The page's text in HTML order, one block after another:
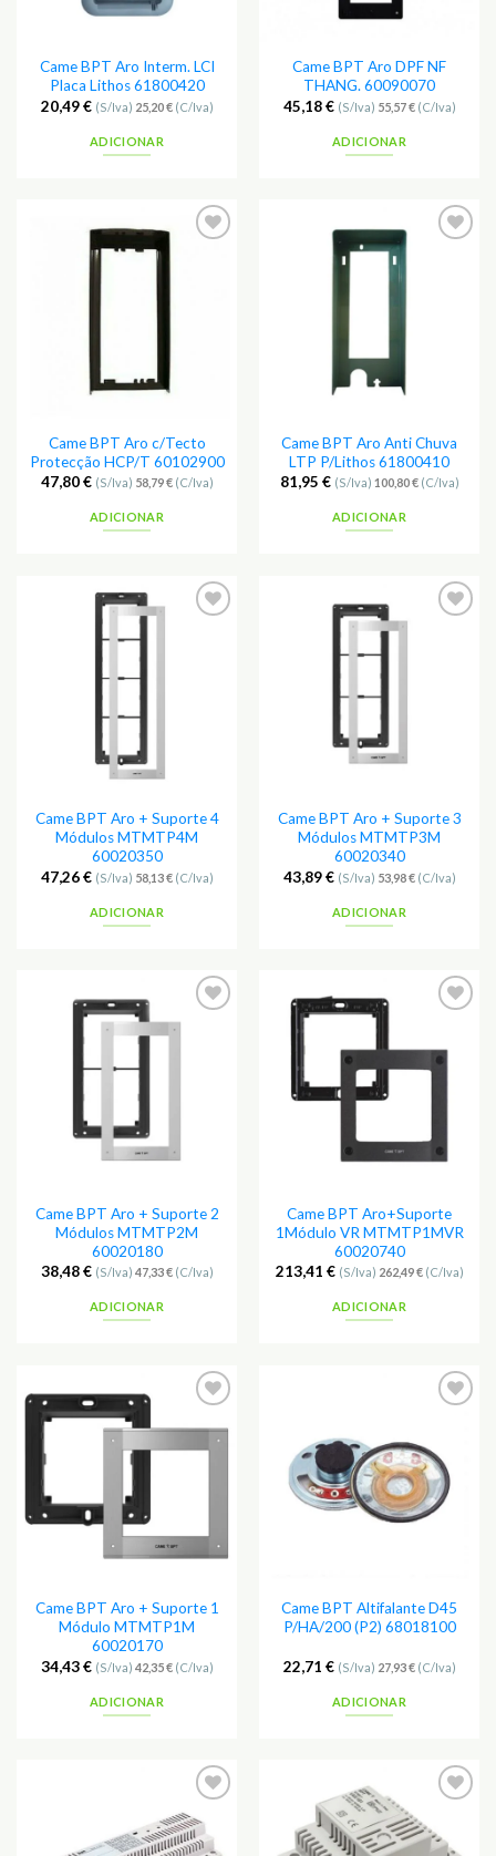
Came BPT Aro Interm. LCI
Placa Lithos 61800420
20,49€ (S/Iva) 25,20€(C/Iva)
ADICIONAR
Came BPT Aro DPF NF
THANG. 60090070
45,18€ (S/Iva) 55,57€(C/Iva)
ADICIONAR
Came BPT Aro c/Tecto
Protecção HCP/T 60102900
47,80€ (S/Iva) 58,79€(C/Iva)
ADICIONAR
Came BPT Aro Anti Chuva
LTP P/Lithos 61800410
81,95 € (S/Iva) 100,80€(C/Iva)
ADICIONAR
Came BPT Aro + Suporte 4
Módulos MTMTP4M
60020350
47,26€ (S/Iva) 58,13€(C/Iva)
ADICIONAR
Came BPT Aro + Suporte 3
Módulos MTMTP3M
60020340
43,89€ (S/Iva) 53,98€(C/Iva)
ADICIONAR
Adicionar
Came BPT Aro + Suporte 2
Módulos MTMTP2M
60020180
38,48€ (S/Iva) 47,33€(C/Iva)
ADICIONAR
Favoritos
Came BPT Aro+Suporte
1Módulo VR MTMTP1MVR
60020740
213,41 € (S/Iva) 262,49€(C/Iva)
ADICIONAR
aos
Favoritos
Came BPT Aro + Suporte 1
Módulo MTMTP1M
60020170
34,43€ (S/Iva) 42,35€(C/Iva)
ADICIONAR
Favoritos
Came BPT Altifalante D45
P/HA/200 (P2) 68018100
22,71 € (S/Iva) 27,93€(C/Iva)
ADICIONAR
Adicionar
aos
Favoritos
Adicionar
aos
Favoritos